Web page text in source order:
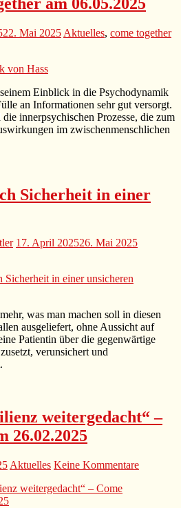
22. Mai 2025 Aktuelles, come together
Einblick in die Psychodynamik
an Informationen sehr gut versorgt.
innerpsychischen Prozesse, die zum
im zwischenmenschlichen
Sicherheit in einer
17. April 202526. Mai 2025
was man machen soll in diesen
ausgeliefert, ohne Aussicht auf
Patientin über die gegenwärtige
verunsichert und
weitergedacht“ –
26.02.2025
Aktuelles Keine Kommentare